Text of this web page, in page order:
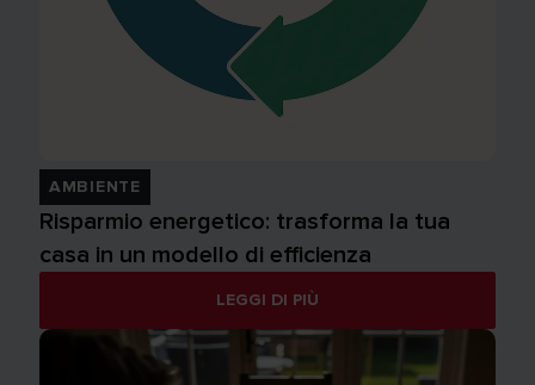
AMBIENTE
Risparmio energetico: trasforma la tua
casa in un modello di efficienza
LEGGI DI PIÙ